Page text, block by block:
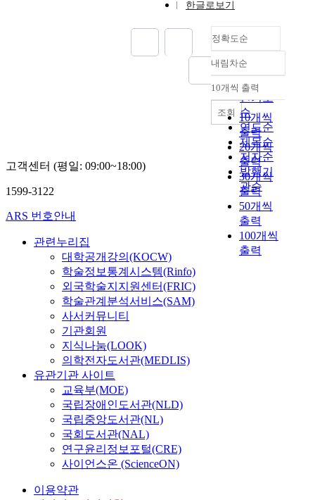
한글로보기
정확도순
정확도
순
인기도
순
연도순
제목순
저자순
발행기
관순
내림차순
내림차순
10개씩 출력
10개씩
출력
20개씩
출력
30개씩
출력
50개씩
출력
100개씩
출력
조회
고객센터 (평일: 09:00~18:00)
1599-3122
ARS 번호안내
관련누리집
대학공개강의(KOCW)
학술정보통계시스템(Rinfo)
외국학술지지원센터(FRIC)
학술관계분석서비스(SAM)
사서커뮤니티
기관회원
지식나눔(LOOK)
의학전자도서관(MEDLIS)
유관기관 사이트
교육부(MOE)
국립장애인도서관(NLD)
국립중앙도서관(NL)
국회도서관(NAL)
연구윤리정보포털(CRE)
사이언스온 (ScienceON)
이용약관